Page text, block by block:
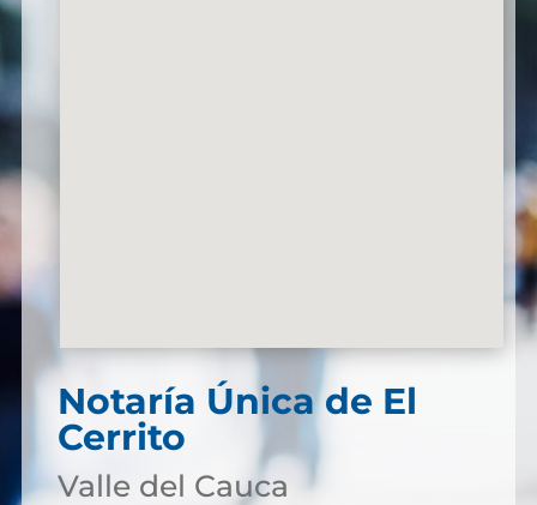
Notaría Única de El
Cerrito
Valle del Cauca